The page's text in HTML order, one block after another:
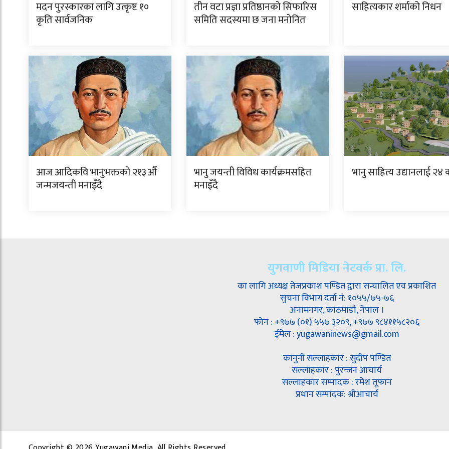
मदन पुरस्कारका लागि उत्कृष्ट १०
कृति सार्वजनिक
तीन वटा प्रज्ञा प्रतिष्ठानको सिफारिस
समिति सदस्यमा छ जना मनोनित
साहित्यकार शर्माको निधन
आज आदिकवि भानुभक्तको २१३औँ
जन्मजयन्ती मनाइँदै
भानु जयन्ती विविध कार्यक्रमसहित
मनाइँदै
भानु साहित्य उद्यानलाई २४
युगवाणी मिडिया नेटवर्क प्रा. लि.
का लागि अध्यक्ष तेजप्रकाश पण्डित द्वारा सन्चालित एव प्रकाशित
सुचना विभाग दर्ता नं: १०५५/७५-७६
अनामनगर, काठमाडौं, नेपाल ।
फोन : +९७७ (०१) ५५७ ३२०९, +९७७ ९८४११५८२०६
ईमेल : yugawaninews@gmail.com
कानुनी सल्लाहकार : सुदीप पण्डित
सल्लाहकार : पुरन्जन आचार्य
सल्लाहकार सम्पादक : रमेश तूफान
प्रधान सम्पादक: श्रीआचार्य